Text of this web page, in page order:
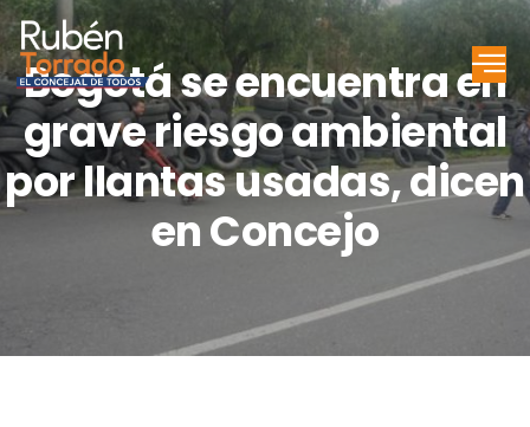
Bogotá se encuentra en
grave riesgo ambiental
por llantas usadas, dicen
en Concejo